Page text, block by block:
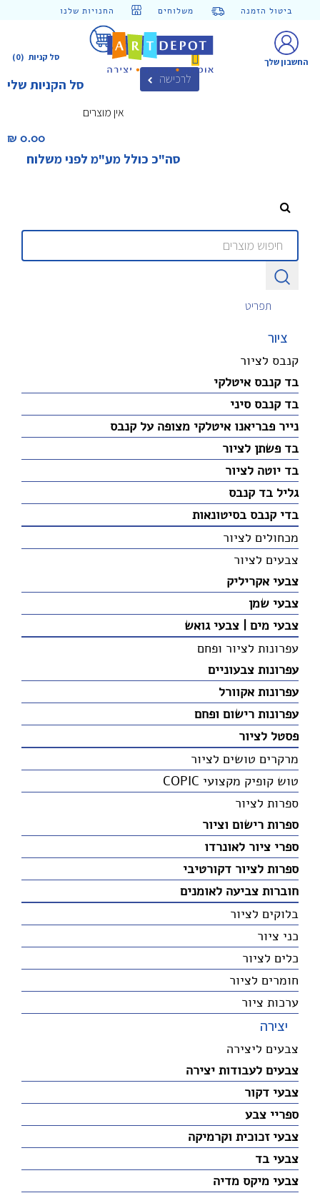
ביטול הזמנה משלוחים החנויות שלנו
(0) סל קניות
סל הקניות שלי לרכישה
אין מוצרים
0.00 ₪‎
סה"כ כולל מע"מ לפני משלוח
החשבון שלך
תפריט
ציור
קנבס לציור
בד קנבס איטלקי
בד קנבס סיני
נייר פבריאנו איטלקי מצופה על קנבס
בד פשתן לציור
בד יוטה לציור
גליל בד קנבס
בדי קנבס בסיטונאות
מכחולים לציור
צבעים לציור
צבעי אקריליק
צבעי שמן
צבעי מים | צבעי גואש
עפרונות לציור ופחם
עפרונות צבעוניים
עפרונות אקוורל
עפרונות רישום ופחם
פסטל לציור
מרקרים טושים לציור
טוש קופיק מקצועי COPIC
ספרות לציור
ספרות רישום וציור
ספרי ציור לאונרדו
ספרות לציור דקורטיבי
חוברות צביעה לאומנים
בלוקים לציור
כני ציור
כלים לציור
חומרים לציור
ערכות ציור
יצירה
צבעים ליצירה
צבעים לעבודות יצירה
צבעי דקור
ספריי צבע
צבעי זכוכית וקרמיקה
צבעי בד
צבעי מיקס מדיה